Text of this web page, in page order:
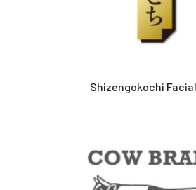
Shizengokochi